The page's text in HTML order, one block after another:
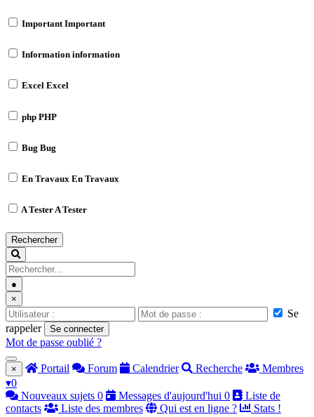
ImportantImportant
Information information
Excel Excel
php PHP
Bug Bug
En Travaux En Travaux
A TesterA Tester
Rechercher
●
×
Se
rappeler
Se connecter
Mot de passe oublié ?
× Portail Forum Calendrier Recherche
Membres
▾0
Nouveaux sujets 0 Messages d'aujourd'hui 0
Liste de
contacts
Liste des membres Qui est en ligne ?
Stats !